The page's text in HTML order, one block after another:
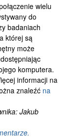
wielu
do
badaniach
której są
może
komputera.
informacji na
znaleźć na
Jakub